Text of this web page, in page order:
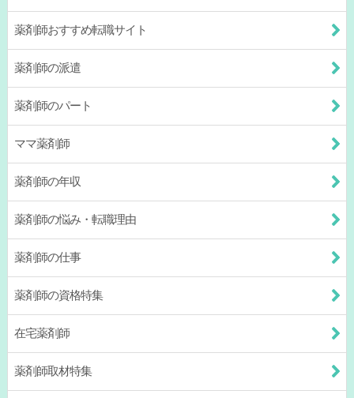
薬剤師おすすめ転職サイト
薬剤師の派遣
薬剤師のパート
ママ薬剤師
薬剤師の年収
薬剤師の悩み・転職理由
薬剤師の仕事
薬剤師の資格特集
在宅薬剤師
薬剤師取材特集